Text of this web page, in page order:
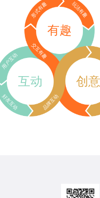
有趣
形式有趣 玩法有趣
交互有趣
互动
用户互动
好友互动 品牌互动
创